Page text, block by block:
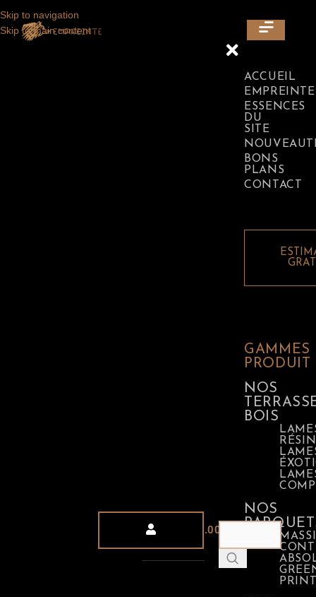
Skip to navigation
Skip to main content
0.00
ACCUEIL
EMPREINTE
ESSENCES
DU
SITE
BONS
PLANS
CONTACT
GAMMES
PRODUIT
NOS
BOIS
NOS
LAISSEZ VOUS SÉDUIRE PAR L'ÉLÉGANCE DE NOS ESSENCES
DE BOIS EXOTIQUE ☀️ C'EST JUSTE ICI ⬇